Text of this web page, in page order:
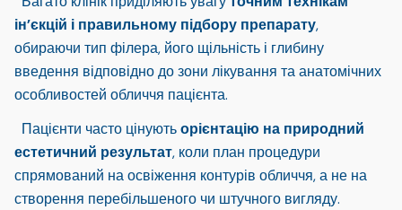
ін’єкцій і правильному підбору препарату,
обираючи тип філера, його щільність і глибину
введення відповідно до зони лікування та анатомічних
особливостей обличчя пацієнта.
Пацієнти часто цінуютьорієнтацію на природний
естетичний результат, коли план процедури
спрямований на освіження контурів обличчя, а не на
створення перебільшеного чи штучного вигляду.